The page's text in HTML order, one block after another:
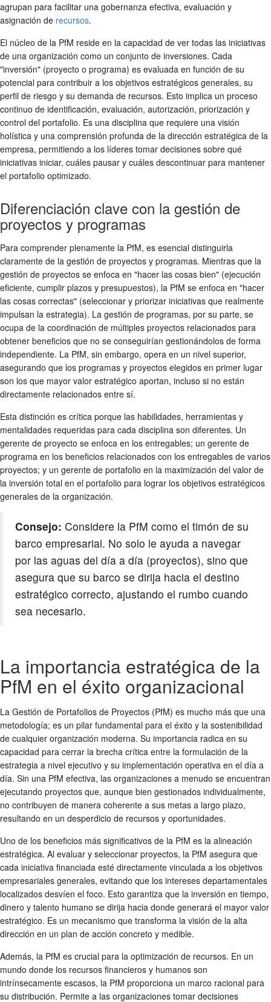
agrupan para facilitar una gobernanza efectiva, evaluación y
asignación de recursos.
El núcleo de la PfM reside en la capacidad de ver todas las iniciativas
de una organización como un conjunto de inversiones. Cada
"inversión" (proyecto o programa) es evaluada en función de su
potencial para contribuir a los objetivos estratégicos generales, su
perfil de riesgo y su demanda de recursos. Esto implica un proceso
continuo de identificación, evaluación, autorización, priorización y
control del portafolio. Es una disciplina que requiere una visión
holística y una comprensión profunda de la dirección estratégica de la
empresa, permitiendo a los líderes tomar decisiones sobre qué
iniciativas iniciar, cuáles pausar y cuáles descontinuar para mantener
el portafolio optimizado.
Diferenciación clave con la gestión de
proyectos y programas
Para comprender plenamente la PfM, es esencial distinguirla
claramente de la gestión de proyectos y programas. Mientras que la
gestión de proyectos se enfoca en "hacer las cosas bien" (ejecución
eficiente, cumplir plazos y presupuestos), la PfM se enfoca en "hacer
las cosas correctas" (seleccionar y priorizar iniciativas que realmente
impulsan la estrategia). La gestión de programas, por su parte, se
ocupa de la coordinación de múltiples proyectos relacionados para
obtener beneficios que no se conseguirían gestionándolos de forma
independiente. La PfM, sin embargo, opera en un nivel superior,
asegurando que los programas y proyectos elegidos en primer lugar
son los que mayor valor estratégico aportan, incluso si no están
directamente relacionados entre sí.
Esta distinción es crítica porque las habilidades, herramientas y
mentalidades requeridas para cada disciplina son diferentes. Un
gerente de proyecto se enfoca en los entregables; un gerente de
programa en los beneficios relacionados con los entregables de varios
proyectos; y un gerente de portafolio en la maximización del valor de
la inversión total en el portafolio para lograr los objetivos estratégicos
generales de la organización.
Consejo: Considere la PfM como el timón de su
barco empresarial. No solo le ayuda a navegar
por las aguas del día a día (proyectos), sino que
asegura que su barco se dirija hacia el destino
estratégico correcto, ajustando el rumbo cuando
sea necesario.
La importancia estratégica de la
PfM en el éxito organizacional
La Gestión de Portafolios de Proyectos (PfM) es mucho más que una
metodología; es un pilar fundamental para el éxito y la sostenibilidad
de cualquier organización moderna. Su importancia radica en su
capacidad para cerrar la brecha crítica entre la formulación de la
estrategia a nivel ejecutivo y su implementación operativa en el día a
día. Sin una PfM efectiva, las organizaciones a menudo se encuentran
ejecutando proyectos que, aunque bien gestionados individualmente,
no contribuyen de manera coherente a sus metas a largo plazo,
resultando en un desperdicio de recursos y oportunidades.
Uno de los beneficios más significativos de la PfM es la alineación
estratégica. Al evaluar y seleccionar proyectos, la PfM asegura que
cada iniciativa financiada esté directamente vinculada a los objetivos
empresariales generales, evitando que los intereses departamentales
localizados desvíen el foco. Esto garantiza que la inversión en tiempo,
dinero y talento humano se dirija hacia donde generará el mayor valor
estratégico. Es un mecanismo que transforma la visión de la alta
dirección en un plan de acción concreto y medible.
Además, la PfM es crucial para la optimización de recursos. En un
mundo donde los recursos financieros y humanos son
intrínsecamente escasos, la PfM proporciona un marco racional para
su distribución. Permite a las organizaciones tomar decisiones